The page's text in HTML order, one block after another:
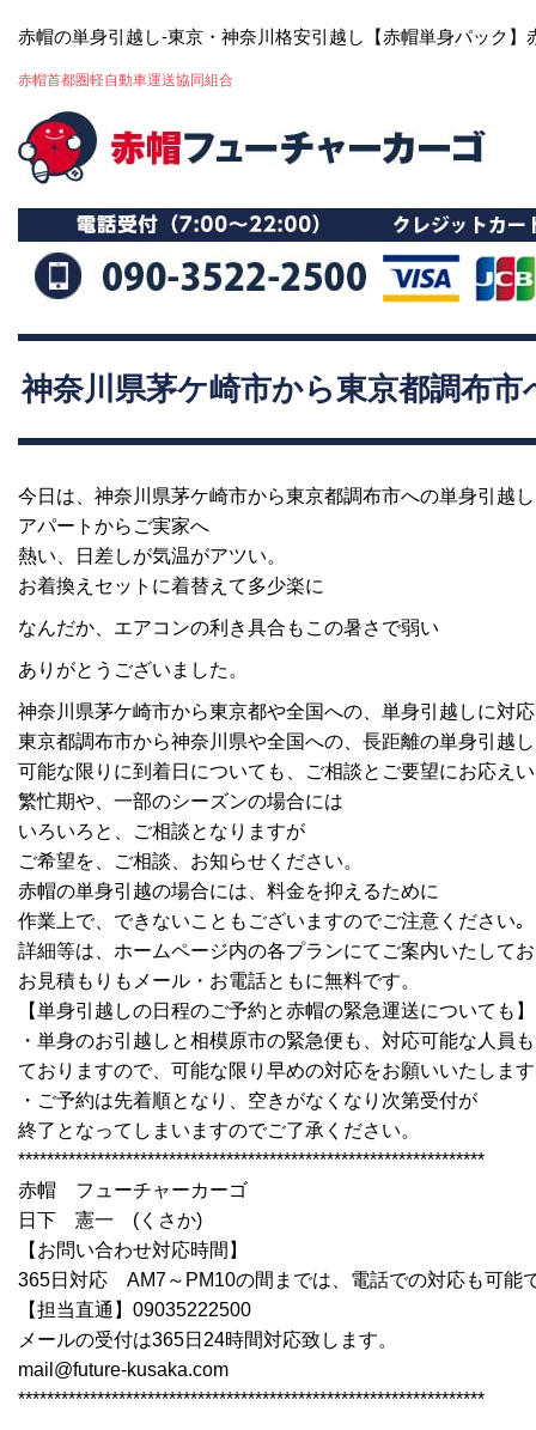
赤帽の単身引越し-東京・神奈川格安引越し【赤帽単身パック】
赤帽首都圏軽自動車運送協同組合
神奈川県茅ケ崎市から東京都調布市
今日は、神奈川県茅ケ崎市から東京都調布市への単身引越し
アパートからご実家へ
熱い、日差しが気温がアツい。
お着換えセットに着替えて多少楽に
なんだか、エアコンの利き具合もこの暑さで弱い
ありがとうございました。
神奈川県茅ケ崎市から東京都や全国への、単身引越しに対
東京都調布市から神奈川県や全国への、長距離の単身引越
可能な限りに到着日についても、ご相談とご要望にお応え
繁忙期や、一部のシーズンの場合には
いろいろと、ご相談となりますが
ご希望を、ご相談、お知らせください。
赤帽の単身引越の場合には、料金を抑えるために
作業上で、できないこともございますのでご注意ください｡
詳細等は、ホームページ内の各プランにてご案内いたして
お見積もりもメール・お電話ともに無料です。
【単身引越しの日程のご予約と赤帽の緊急運送についても】
・単身のお引越しと相模原市の緊急便も、対応可能な人員
ておりますので、可能な限り早めの対応をお願いいたしま
・ご予約は先着順となり、空きがなくなり次第受付が
終了となってしまいますのでご了承ください。
*****************************************************************
赤帽 フューチャーカーゴ
日下 憲一 (くさか)
【お問い合わせ対応時間】
365日対応 AM7～PM10の間までは、電話での対応も可能
【担当直通】09035222500
メールの受付は365日24時間対応致します。
mail@future-kusaka.com
*****************************************************************